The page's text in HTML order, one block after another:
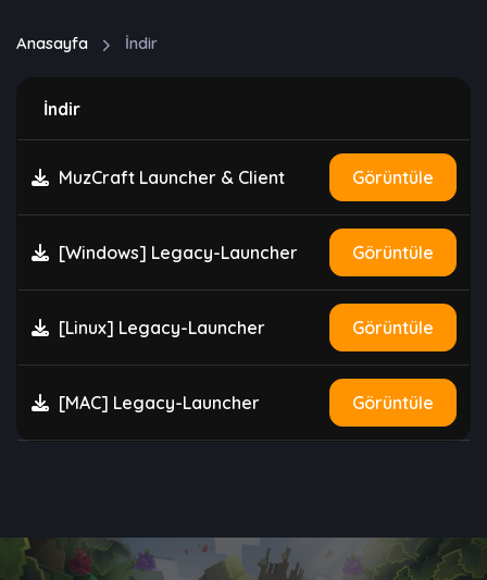
Anasayfa İndir
İndir
MuzCraft Launcher & Client Görüntüle
[Windows] Legacy-Launcher Görüntüle
[Linux] Legacy-Launcher Görüntüle
[MAC] Legacy-Launcher Görüntüle